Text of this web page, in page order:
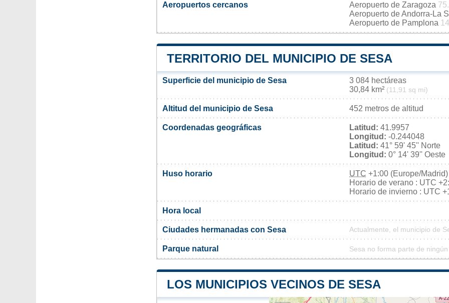
Aeropuertos cercanos Aeropuerto de Zaragoza
Aeropuerto de Andorra-La
Aeropuerto de Pamplona
TERRITORIO DEL MUNICIPIO DE SESA
Superficie del municipio de Sesa
3 084 hectáreas
30,84 km² (11,91 sq mi)
Altitud del municipio de Sesa 452 metros de altitud
Coordenadas geográficas Latitud: 41.9957
Longitud: -0.244048
Latitud: 41° 59' 45'' Norte
Longitud: 0° 14' 39'' Oeste
Huso horario UTC +1:00 (Europe/Madrid)
Horario de verano : UTC
Horario de invierno : UTC
Hora local
Ciudades hermanadas con Sesa Actualmente, el municipio de
Parque natural Sesa no forma parte de
LOS MUNICIPIOS VECINOS DE SESA